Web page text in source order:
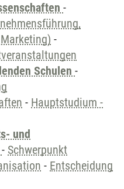
-
-
Schulen -
- Hauptstudium -
und
- Schwerpunkt
- Entscheidung